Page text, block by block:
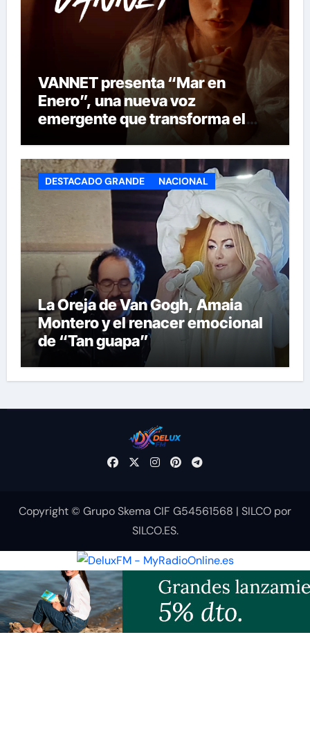
VANNET presenta “Mar en
Enero”, una nueva voz
emergente que transforma el
DESTACADO GRANDE NACIONAL
La Oreja de Van Gogh, Amaia
Montero y el renacer emocional
de “Tan guapa”
Copyright © Grupo Skema CIF G54561568 | SILCO por
SILCO.ES.